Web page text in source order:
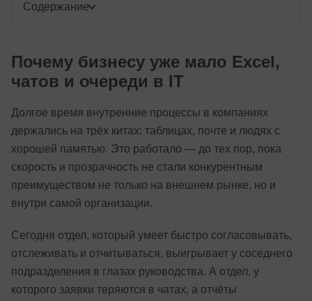
Содержание
Почему бизнесу уже мало Excel,
чатов и очереди в IT
Долгое время внутренние процессы в компаниях
держались на трёх китах: таблицах, почте и людях с
хорошей памятью. Это работало — до тех пор, пока
скорость и прозрачность не стали конкурентным
преимуществом не только на внешнем рынке, но и
внутри самой организации.
Сегодня отдел, который умеет быстро согласовывать,
отслеживать и отчитываться, выигрывает у соседнего
подразделения в глазах руководства. А отдел, у
которого заявки теряются в чатах, а отчёты